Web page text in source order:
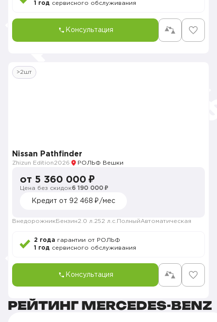
1 год сервисного обслуживания
Консультация
>2шт
Nissan Pathfinder
Zhizun Edition2026 РОЛЬФ Вешки
от 5 360 000 ₽
Цена без скидок6 190 000 ₽
Кредит от 92 468 ₽/мес
Внедорожник Бензин2.0 л. 252 л.с. ПолныйАвтоматическая
2 года гарантии от РОЛЬФ
1 год сервисного обслуживания
Консультация
РЕЙТИНГ MERCEDES-BENZ